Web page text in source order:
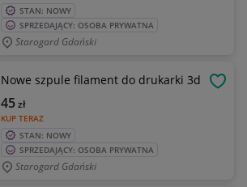
STAN: NOWY
SPRZEDAJĄCY: OSOBA PRYWATNA
Starogard Gdański
Nowe szpule filament do drukarki 3d
KUP TERAZ
45zł
STAN: NOWY
SPRZEDAJĄCY: OSOBA PRYWATNA
Starogard Gdański